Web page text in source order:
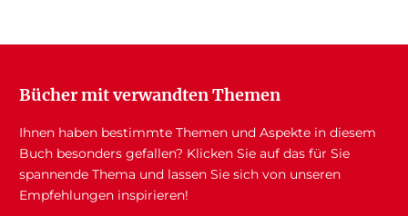
Bücher mit verwandten Themen
Ihnen haben bestimmte Themen und Aspekte in diesem
Buch besonders gefallen? Klicken Sie auf das für Sie
spannende Thema und lassen Sie sich von unseren
Empfehlungen inspirieren!